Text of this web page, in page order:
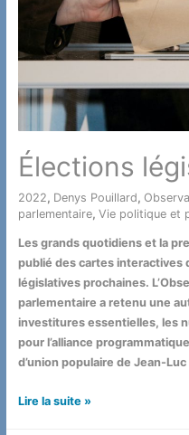
dissolution
à
fois
radiotélévisée
du
général
de
Gaulle
20
septembre
1962
Élections
2022, Denys Pouillard,
parlementaire, Vie politique et
Les grands quotidiens et la
publié des cartes interactives
législatives prochaines.
parlementaire a retenu une
investitures essentielles, les
pour l’alliance
d’union populaire de Jean-
Élections
Lire la suite »